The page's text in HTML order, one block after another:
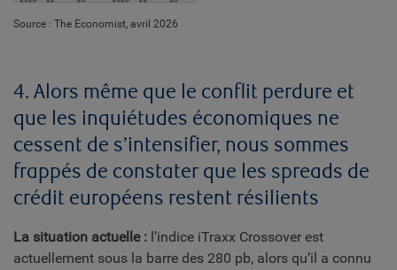
Source : The Economist, avril 2026
4. Alors même que le conflit perdure et
que les inquiétudes économiques ne
cessent de s’intensifier, nous sommes
frappés de constater que les spreads de
crédit européens restent résilients
La situation actuelle : l’indice iTraxx Crossover est
actuellement sous la barre des 280 pb, alors qu’il a connu